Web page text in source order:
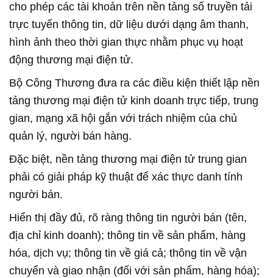
cho phép các tài khoản trên nền tảng số truyền tải
trực tuyến thông tin, dữ liệu dưới dạng âm thanh,
hình ảnh theo thời gian thực nhằm phục vụ hoạt
động thương mại điện tử.
Bộ Công Thương đưa ra các điều kiện thiết lập nền
tảng thương mại điện tử kinh doanh trực tiếp, trung
gian, mạng xã hội gắn với trách nhiệm của chủ
quản lý, người bán hàng.
Đặc biệt, nền tảng thương mại điện tử trung gian
phải có giải pháp kỹ thuật để xác thực danh tính
người bán.
Hiển thị đầy đủ, rõ ràng thông tin người bán (tên,
địa chỉ kinh doanh); thông tin về sản phẩm, hàng
hóa, dịch vụ; thông tin về giá cả; thông tin về vận
chuyển và giao nhận (đối với sản phẩm, hàng hóa);